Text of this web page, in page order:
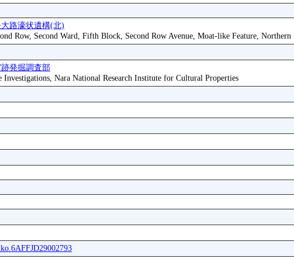
路濠状遺構(北)
Row, Second Ward, Fifth Block, Second Row Avenue, Moat-like Feature, Northern
発掘調査部
Investigations, Nara National Research Institute for Cultural Properties